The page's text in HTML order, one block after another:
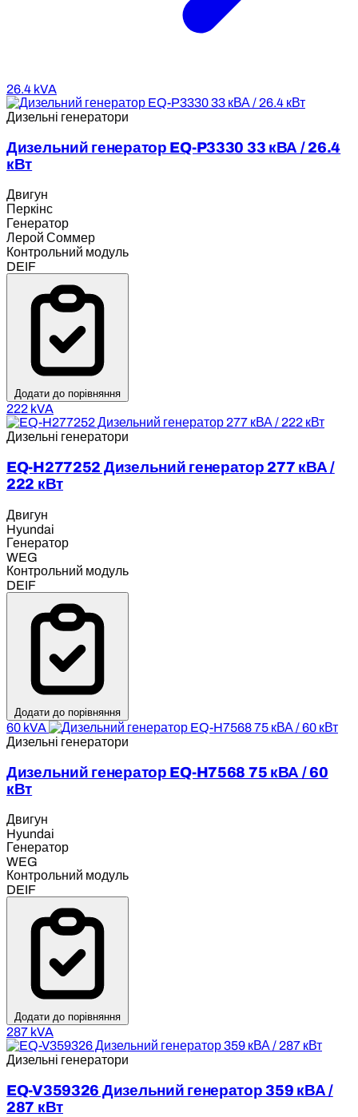
26.4 kVA
Дизельні генератори
Дизельний генератор EQ-P3330 33 кВА / 26.4
кВт
Двигун
Перкінс
Генератор
Лерой Соммер
Контрольний модуль
DEIF
Додати до порівняння
222 kVA
Дизельні генератори
EQ-H277252 Дизельний генератор 277 кВА /
222 кВт
Двигун
Hyundai
Генератор
WEG
Контрольний модуль
DEIF
Додати до порівняння
60 kVA
Дизельні генератори
Дизельний генератор EQ-H7568 75 кВА / 60
кВт
Двигун
Hyundai
Генератор
WEG
Контрольний модуль
DEIF
Додати до порівняння
287 kVA
Дизельні генератори
EQ-V359326 Дизельний генератор 359 кВА /
287 кВт